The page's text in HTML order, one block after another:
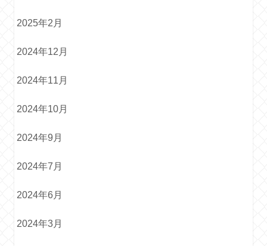
2025年2月
2024年12月
2024年11月
2024年10月
2024年9月
2024年7月
2024年6月
2024年3月